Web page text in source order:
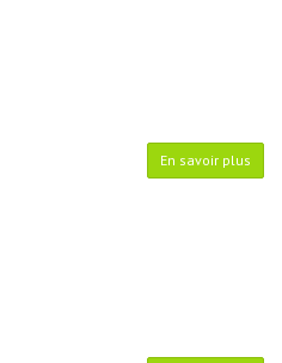
En savoir plus